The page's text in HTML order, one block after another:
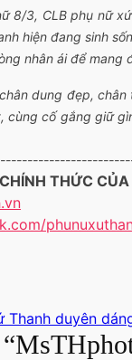
8/3, CLB phụ nữ
hiện đang sinh
nhân ái để mang
dung đẹp,
cùng cố gắng giữ
THỨC
Thanh duyên